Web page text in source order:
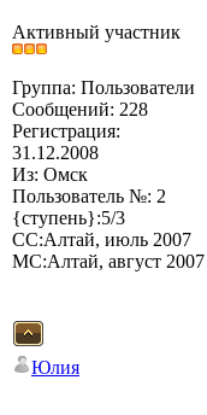
Активный участник
Группа: Пользователи
Сообщений: 228
Регистрация:
31.12.2008
Из: Омск
Пользователь №: 2
{ступень}:5/3
СС:Алтай, июль 2007
МС:Алтай, август 2007
Юлия